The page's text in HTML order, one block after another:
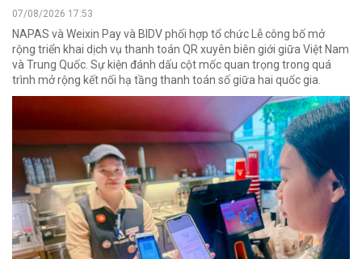
07/08/2026 17:53
NAPAS và Weixin Pay và BIDV phối hợp tổ chức Lễ công bố mở
rộng triển khai dịch vụ thanh toán QR xuyên biên giới giữa Việt Nam
và Trung Quốc. Sự kiện đánh dấu cột mốc quan trọng trong quá
trình mở rộng kết nối hạ tầng thanh toán số giữa hai quốc gia.